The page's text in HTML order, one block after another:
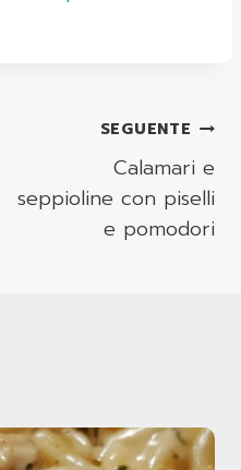
SEGUENTE
Calamari e
seppioline con piselli
e pomodori